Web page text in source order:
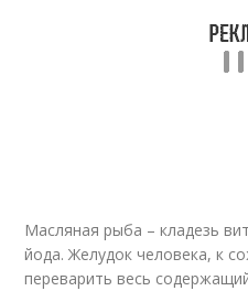
Масляная рыба – кладезь
йода. Желудок человека, к
переварить весь